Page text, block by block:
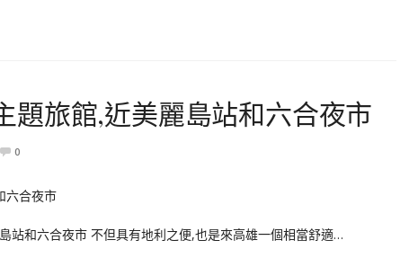
題旅館,近美麗島站和六合夜市
0
站和六合夜市 不但具有地利之便,也是來高雄一個相當舒適…